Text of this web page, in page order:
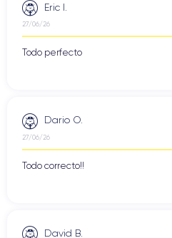
Eric I.
27/06/26
Todo perfecto
Dario O.
27/06/26
Todo correcto!!
David B.